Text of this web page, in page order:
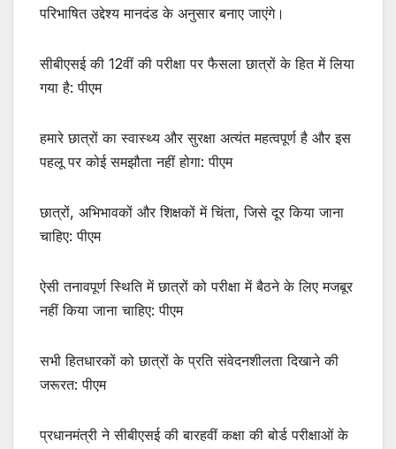
परिभाषित उद्देश्य मानदंड के अनुसार बनाए जाएंगे।
सीबीएसई की 12वीं की परीक्षा पर फैसला छात्रों के हित में लिया
गया है: पीएम
हमारे छात्रों का स्वास्थ्य और सुरक्षा अत्यंत महत्वपूर्ण है और इस
पहलू पर कोई समझौता नहीं होगा: पीएम
छात्रों, अभिभावकों और शिक्षकों में चिंता, जिसे दूर किया जाना
चाहिए: पीएम
ऐसी तनावपूर्ण स्थिति में छात्रों को परीक्षा में बैठने के लिए मजबूर
नहीं किया जाना चाहिए: पीएम
सभी हितधारकों को छात्रों के प्रति संवेदनशीलता दिखाने की
जरूरत: पीएम
प्रधानमंत्री ने सीबीएसई की बारहवीं कक्षा की बोर्ड परीक्षाओं के